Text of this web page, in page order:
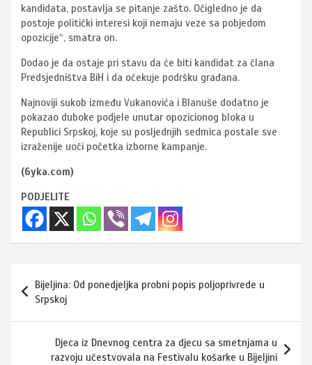
kandidata, postavlja se pitanje zašto. Očigledno je da
postoje politički interesi koji nemaju veze sa pobjedom
opozicije“, smatra on.
Dodao je da ostaje pri stavu da će biti kandidat za člana
Predsjedništva BiH i da očekuje podršku građana.
Najnoviji sukob između Vukanovića i Blanuše dodatno je
pokazao duboke podjele unutar opozicionog bloka u
Republici Srpskoj, koje su posljednjih sedmica postale sve
izraženije uoči početka izborne kampanje.
(6yka.com)
PODJELITE
Navigacija
članaka
Bijeljina: Od ponedjeljka probni popis poljoprivrede u
Srpskoj
Djeca iz Dnevnog centra za djecu sa smetnjama u
razvoju učestvovala na Festivalu košarke u Bijeljini